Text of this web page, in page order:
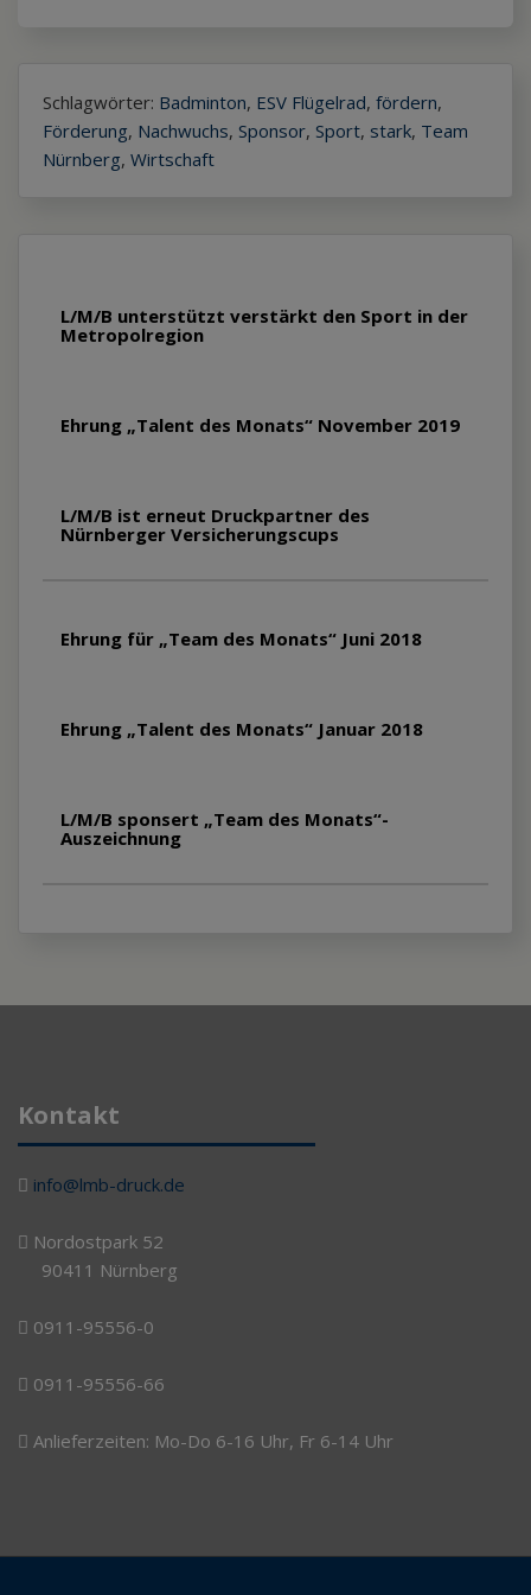
Schlagwörter: Badminton, ESV Flügelrad, fördern,
Förderung, Nachwuchs, Sponsor, Sport, stark, Team
Nürnberg, Wirtschaft
L/M/B unterstützt verstärkt den Sport in der
Metropolregion
Ehrung „Talent des Monats“ November 2019
L/M/B ist erneut Druckpartner des
Nürnberger Versicherungscups
Ehrung für „Team des Monats“ Juni 2018
Ehrung „Talent des Monats“ Januar 2018
L/M/B sponsert „Team des Monats“-
Auszeichnung
Kontakt
info@lmb-druck.de
Nordostpark 52
90411 Nürnberg
0911-95556-0
0911-95556-66
Anlieferzeiten: Mo-Do 6-16 Uhr, Fr 6-14 Uhr